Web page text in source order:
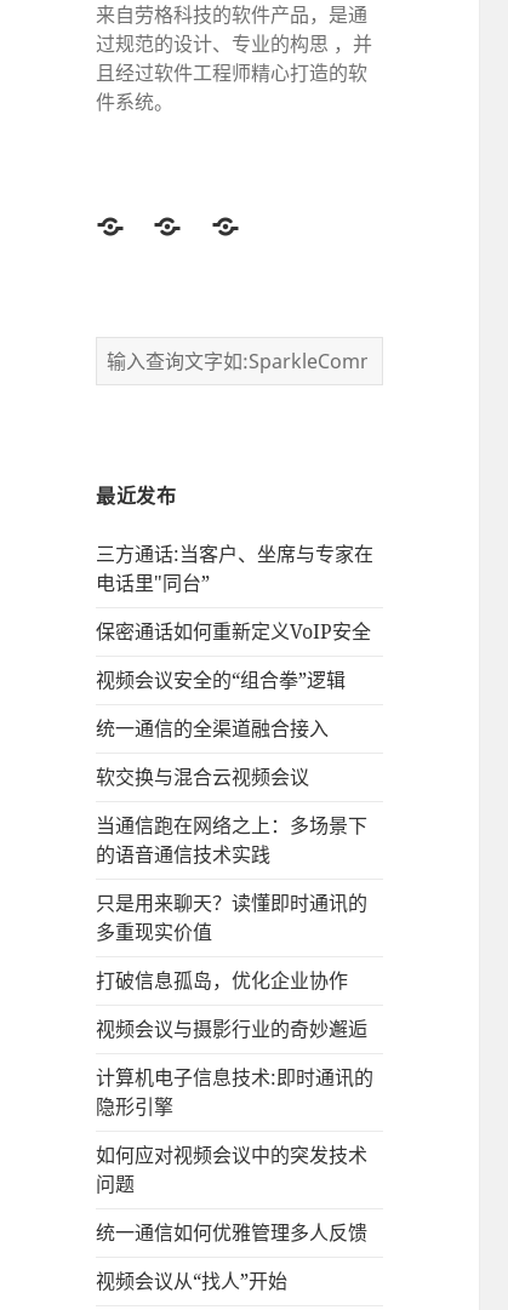
来自劳格科技的软件产品，是通
过规范的设计、专业的构思 ，并
且经过软件工程师精心打造的软
件系统。
TwitterFacebookGoogle
最近发布
三方通话:当客户、坐席与专家在
电话里"同台”
保密通话如何重新定义VoIP安全
视频会议安全的“组合拳”逻辑
统一通信的‌全渠道融合接入
软交换与混合云视频会议
当通信跑在网络之上：多场景下
的语音通信技术实践
只是用来聊天？读懂即时通讯的
多重现实价值
打破信息孤岛，优化企业协作
视频会议与摄影行业的奇妙邂逅
计算机电子信息技术:即时通讯的
隐形引擎
如何应对视频会议中的突发技术
问题
统一通信如何优雅管理多人反馈
视频会议从“找人”开始